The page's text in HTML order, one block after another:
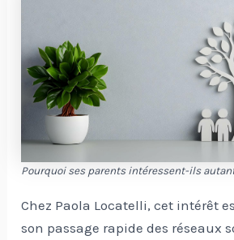
Pourquoi ses parents intéressent-ils
Chez Paola Locatelli, cet intérêt
son passage rapide des réseaux